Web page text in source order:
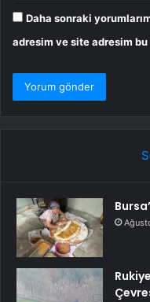
Daha sonraki
adresim ve site adresim